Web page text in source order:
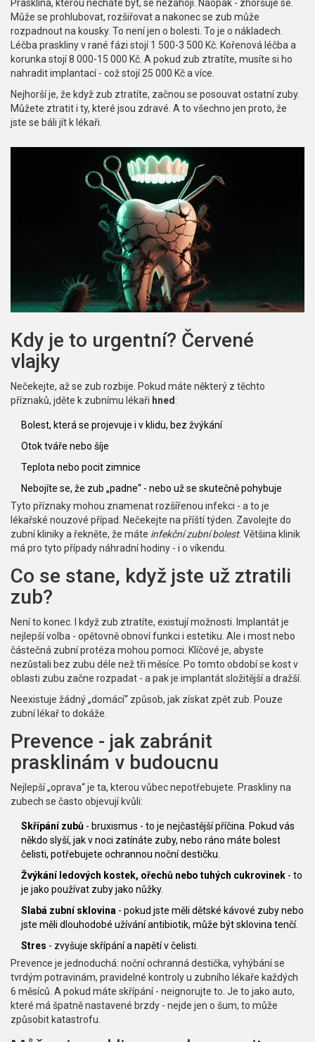
Prasklina, kterou necháte být, se nezahojí. Naopak - zhoršuje se.
Může se prohlubovat, rozšiřovat a nakonec se zub může
rozpadnout na kousky. To není jen o bolesti. To je o nákladech.
Léčba praskliny v rané fázi stojí 1 500-3 500 Kč. Kořenová léčba a
korunka stojí 8 000-15 000 Kč. A pokud zub ztratíte, musíte si ho
nahradit implantací - což stojí 25 000 Kč a více.
Nejhorší je, že když zub ztratíte, začnou se posouvat ostatní zuby.
Můžete ztratit i ty, které jsou zdravé. A to všechno jen proto, že
jste se báli jít k lékaři.
Kdy je to urgentní? Červené
vlajky
Nečekejte, až se zub rozbije. Pokud máte některý z těchto
příznaků, jděte k zubnímu lékaři hned:
Bolest, která se projevuje i v klidu, bez žvýkání
Otok tváře nebo šíje
Teplota nebo pocit zimnice
Nebojíte se, že zub „padne“ - nebo už se skutečně pohybuje
Tyto příznaky mohou znamenat rozšířenou infekci - a to je
lékařské nouzové případ. Nečekejte na příští týden. Zavolejte do
zubní kliniky a řekněte, že máte infekční zubní bolest. Většina klinik
má pro tyto případy náhradní hodiny - i o víkendu.
Co se stane, když jste už ztratili
zub?
Není to konec. I když zub ztratíte, existují možnosti. Implantát je
nejlepší volba - opětovně obnoví funkci i estetiku. Ale i most nebo
částečná zubní protéza mohou pomoci. Klíčové je, abyste
nezůstali bez zubu déle než tři měsíce. Po tomto období se kost v
oblasti zubu začne rozpadat - a pak je implantát složitější a dražší.
Neexistuje žádný „domácí“ způsob, jak získat zpět zub. Pouze
zubní lékař to dokáže.
Prevence - jak zabránit
prasklinám v budoucnu
Nejlepší „oprava“ je ta, kterou vůbec nepotřebujete. Praskliny na
zubech se často objevují kvůli:
Skřípání zubů - bruxismus - to je nejčastější příčina. Pokud vás
někdo slyší, jak v noci zatínáte zuby, nebo ráno máte bolest
čelisti, potřebujete ochrannou noční destičku.
Žvýkání ledových kostek, ořechů nebo tuhých cukrovinek - to
je jako používat zuby jako nůžky.
Slabá zubní sklovina - pokud jste měli dětské kávové zuby nebo
jste měli dlouhodobé užívání antibiotik, může být sklovina tenčí.
Stres - zvyšuje skřípání a napětí v čelisti.
Prevence je jednoduchá: noční ochranná destička, vyhýbání se
tvrdým potravinám, pravidelné kontroly u zubního lékaře každých
6 měsíců. A pokud máte skřípání - neignorujte to. Je to jako auto,
které má špatně nastavené brzdy - nejde jen o šum, to může
způsobit katastrofu.